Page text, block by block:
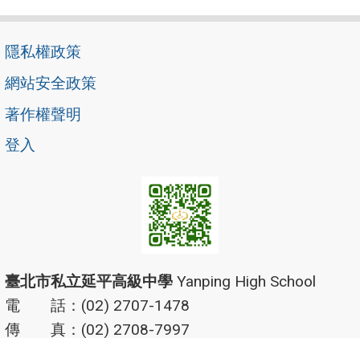
隱私權政策
網站安全政策
著作權聲明
登入
臺北市私立延平高級中學 Yanping High School
電 話：(02) 2707-1478
傳 真：(02) 2708-7997